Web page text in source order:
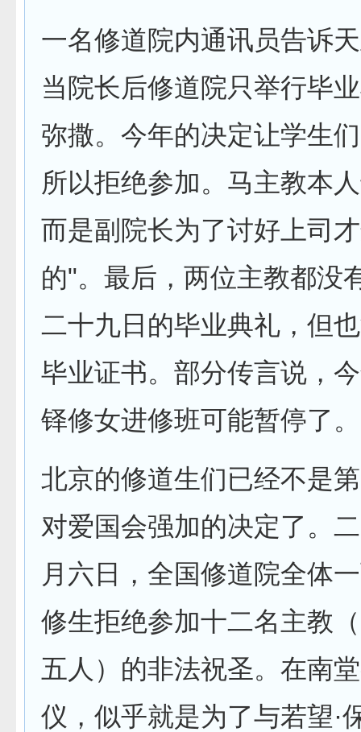
一名修道院内通讯员告诉
当院长后修道院只举行毕
弥撒。今年的决定让学生
所以拒绝参加。马主教本
而是副院长为了讨好上司
的"。最后，两位主教都没
二十九日的毕业典礼，但
毕业证书。部分传言说，
铎修女进修班可能暂停了。
北京的修道生们已经不是
对爱国会强加的决定了。
月六日，全国修道院全体
修生拒绝参加十二名主教
五人）的非法祝圣。在南
仪，似乎就是为了与若望·